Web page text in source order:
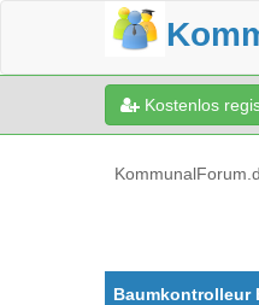
Kostenlos
Baumkontrolleur